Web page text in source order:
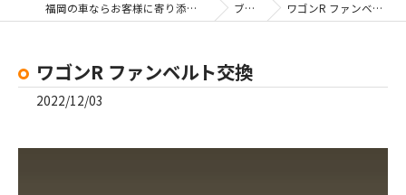
福岡の車ならお客様に寄り添う安永自動車 ブログ ワゴンR ファンベルト交換
ワゴンR ファンベルト交換
2022/12/03